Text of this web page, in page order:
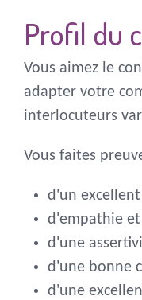
Profil du
Vous aimez le
adapter votre
interlocuteurs
Vous faites
d'un
d'empathie et
d'une
d'une bonne
d'une